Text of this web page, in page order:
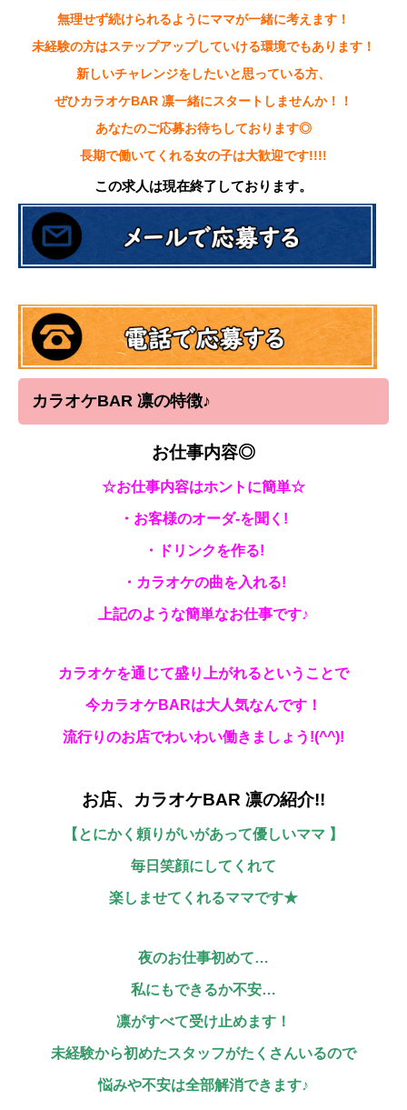
無理せず続けられるようにママが一緒に考えます！
未経験の方はステップアップしていける環境でもあります！
新しいチャレンジをしたいと思っている方、
ぜひカラオケBAR 凛一緒にスタートしませんか！！
あなたのご応募お待ちしております◎
長期で働いてくれる女の子は大歓迎です!!!!
この求人は現在終了 しております。
カラオケBAR 凛の特徴♪
お仕事内容◎
☆お仕事内容はホントに簡単☆
・お客様のオーダ‐を聞く!
・ドリンクを作る!
・カラオケの曲を入れる!
上記のような簡単なお仕事です♪
カラオケを通じて盛り上がれるということで
今カラオケBARは大人気なんです！
流行りのお店でわいわい働きましょう!(^^)!
お店、カラオケBAR 凛の紹介!!
【とにかく頼りがいがあって優しいママ 】
毎日笑顔にしてくれて
楽しませてくれるママです★
夜のお仕事初めて…
私にもできるか不安…
凛がすべて受け止めます！
未経験から初めたスタッフがたくさんいるので
悩みや不安は全部解消できます♪